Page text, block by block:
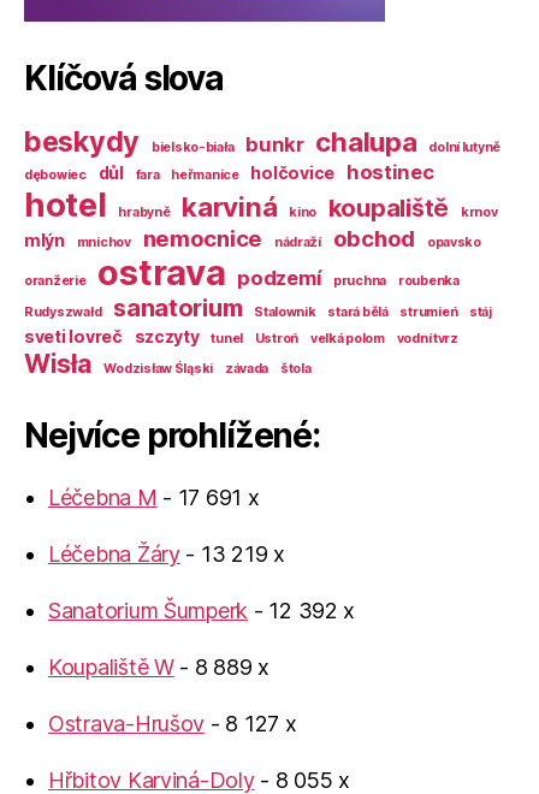
Klíčová slova
beskydy bielsko-biała bunkr chalupa
dolní lutyně
dębowiec
důl fara heřmanice holčovice hostinec
hotel hrabyně karviná kino koupaliště krnov
mlýn mnichov nemocnice nádraží obchod opavsko
oranžerie ostrava podzemí pruchna
roubenka
Rudyszwałd
sanatorium Stalownik stará bělá strumień stáj
sveti lovreč szczyty tunel Ustroń velká polom vodní tvrz
Wisła Wodzisław Śląski závada štola
Nejvíce prohlížené:
Léčebna M - 17 691 x
Léčebna Žáry- 13 219 x
Sanatorium Šumperk - 12 392 x
Koupaliště W- 8 889 x
Ostrava-Hrušov - 8 127 x
Hřbitov Karviná-Doly- 8 055 x